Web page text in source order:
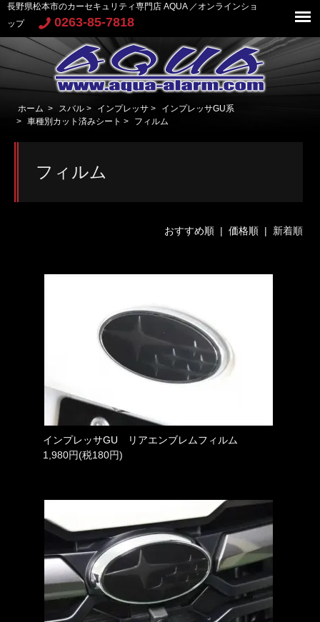
長野県松本市のカーセキュリティ専門店 AQUA ／オンラインショ
ップ
0263-85-7818
ホーム > スバル > インプレッサ >
インプレッサGU系
> 車種別カット済みシート > フィルム
フィルム
おすすめ順| 価格順| 新着順
インプレッサGU リアエンブレムフィルム
1,980円(税180円)